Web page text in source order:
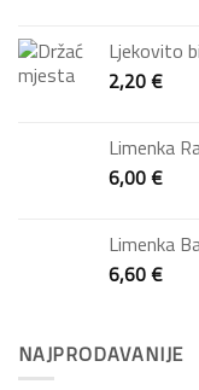
Ljekovito
2,20€
Limenka
6,00€
Limenka
6,60€
NAJPRODAVANIJE